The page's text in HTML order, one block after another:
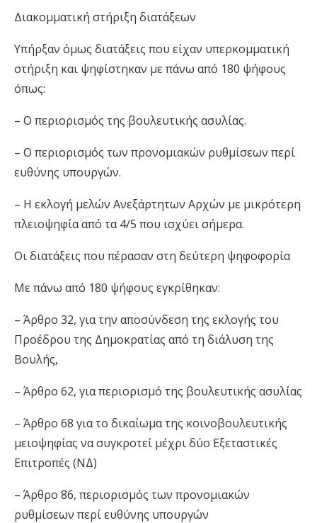
Διακομματική στήριξη διατάξεων
Υπήρξαν όμως διατάξεις που είχαν υπερκομματική
στήριξη και ψηφίστηκαν με πάνω από 180 ψήφους
όπως:
– Ο περιορισμός της βουλευτικής ασυλίας.
– Ο περιορισμός των προνομιακών ρυθμίσεων περί
ευθύνης υπουργών.
– Η εκλογή μελών Ανεξάρτητων Αρχών με μικρότερη
πλειοψηφία από τα 4/5 που ισχύει σήμερα.
Οι διατάξεις που πέρασαν στη δεύτερη ψηφοφορία
Με πάνω από 180 ψήφους εγκρίθηκαν:
– Άρθρο 32, για την αποσύνδεση της εκλογής του
Προέδρου της Δημοκρατίας από τη διάλυση της
Βουλής,
– Άρθρο 62, για περιορισμό της βουλευτικής ασυλίας
– Άρθρο 68 για το δικαίωμα της κοινοβουλευτικής
μειοψηφίας να συγκροτεί μέχρι δύο Εξεταστικές
Επιτροπές (ΝΔ)
– Άρθρο 86, περιορισμός των προνομιακών
ρυθμίσεων περί ευθύνης υπουργών